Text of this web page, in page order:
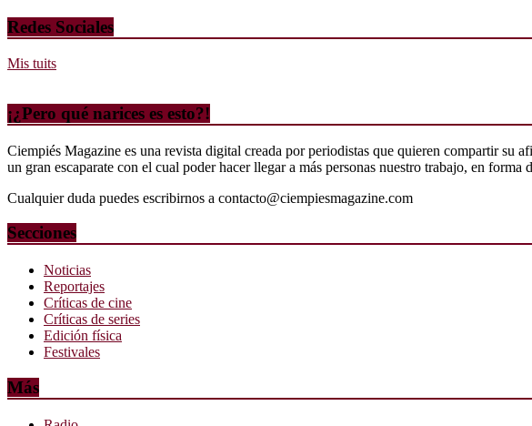
Redes Sociales
Mis tuits
¡¿Pero qué narices es esto?!
Ciempiés Magazine es una revista digital creada por periodistas que quieren compartir su
un gran escaparate con el cual poder hacer llegar a más personas nuestro trabajo, en forma
Cualquier duda puedes escribirnos a contacto@ciempiesmagazine.com
Secciones
Noticias
Reportajes
Críticas de cine
Críticas de series
Edición física
Festivales
Más